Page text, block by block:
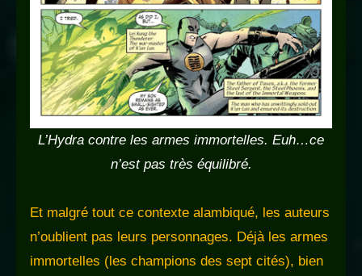
L’Hydra contre les armes immortelles. Euh…ce
n’est pas très équilibré.
Et malgré tout ce contexte alambiqué, les auteurs
n’oublient pas leurs personnages. Déjà les armes
immortelles (les champions des sept cités), bien